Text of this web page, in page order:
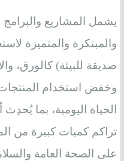
يشمل المشاريع والبرامج
والمبتكرة والمتميزة
صديقة للبيئة) كالورق،
وخفض استخدام
الحياة اليومية، بما
تراكم كميات كبيرة من
على الصحة العامة